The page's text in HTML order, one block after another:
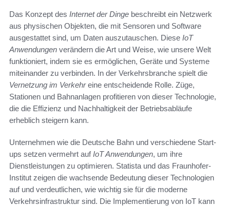
Das Konzept des Internet der Dinge beschreibt ein Netzwerk
aus physischen Objekten, die mit Sensoren und Software
ausgestattet sind, um Daten auszutauschen. Diese IoT
Anwendungen verändern die Art und Weise, wie unsere Welt
funktioniert, indem sie es ermöglichen, Geräte und Systeme
miteinander zu verbinden. In der Verkehrsbranche spielt die
Vernetzung im Verkehreine entscheidende Rolle. Züge,
Stationen und Bahnanlagen profitieren von dieser Technologie,
die die Effizienz und Nachhaltigkeit der Betriebsabläufe
erheblich steigern kann.
Unternehmen wie die Deutsche Bahn und verschiedene Start-
ups setzen vermehrt auf IoT Anwendungen, um ihre
Dienstleistungen zu optimieren. Statista und das Fraunhofer-
Institut zeigen die wachsende Bedeutung dieser Technologien
auf und verdeutlichen, wie wichtig sie für die moderne
Verkehrsinfrastruktur sind. Die Implementierung von IoT kann